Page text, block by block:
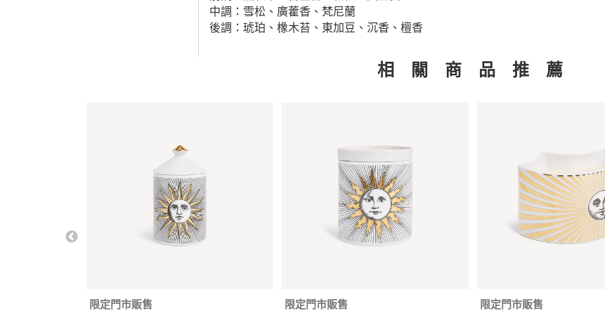
中調：雪松、廣藿香、梵尼蘭​
後調：琥珀、橡木苔、東加豆、沉香、檀香
相 關 商 品 推 薦
限定門市販售 限定門市販售 限定門市販售